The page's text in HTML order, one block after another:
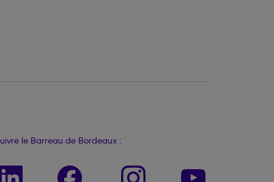
le Barreau de Bordeaux :